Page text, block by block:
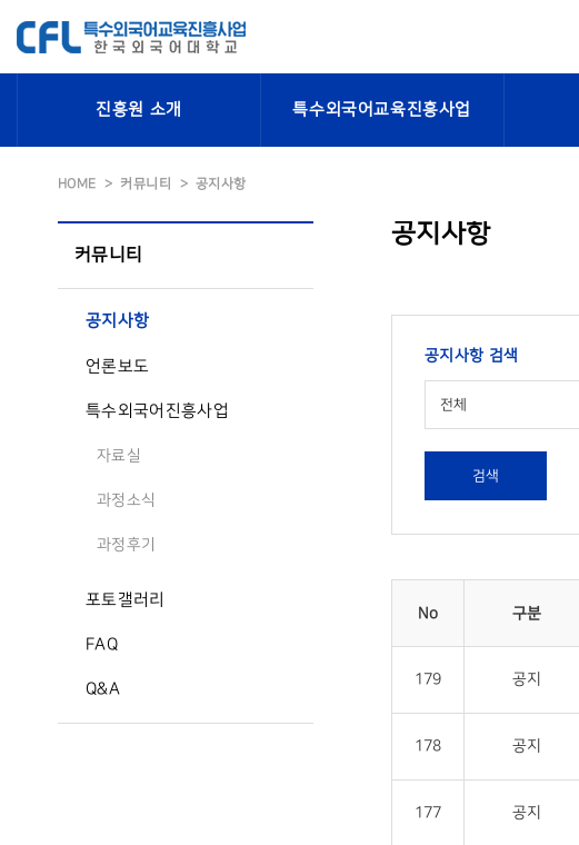
진흥원 소개 특수외국어교육진흥사업
HOME 커뮤니티 공지사항
커뮤니티
공지사항
언론보도
특수외국어진흥사업
자료실
과정소식
과정후기
포토갤러리
FAQ
Q&A
공지사항
공지사항 검색
전체
검색
No 구분
179 공지
178 공지
177 공지